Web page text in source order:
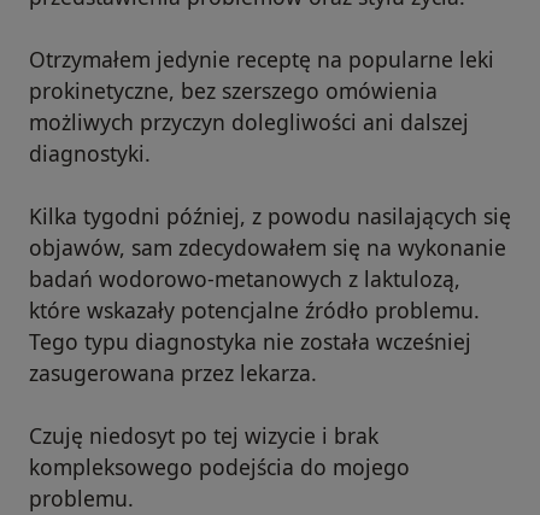
Otrzymałem jedynie receptę na popularne leki
prokinetyczne, bez szerszego omówienia
możliwych przyczyn dolegliwości ani dalszej
diagnostyki.
Kilka tygodni później, z powodu nasilających się
objawów, sam zdecydowałem się na wykonanie
badań wodorowo-metanowych z laktulozą,
które wskazały potencjalne źródło problemu.
Tego typu diagnostyka nie została wcześniej
zasugerowana przez lekarza.
Czuję niedosyt po tej wizycie i brak
kompleksowego podejścia do mojego
problemu.